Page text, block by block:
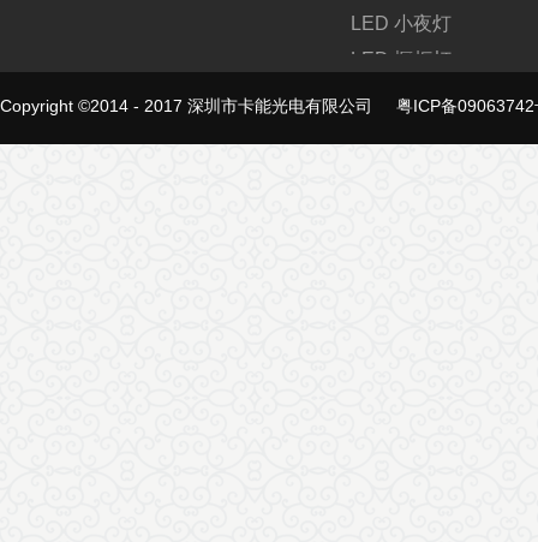
LED 小夜灯
LED 橱柜灯
LED 氛围灯
联系方式
Copyright ©2014 - 2017 深圳市卡能光电有限公司 粤ICP备
犀牛云提供企业云服务